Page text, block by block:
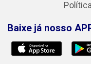
Baixe já nosso